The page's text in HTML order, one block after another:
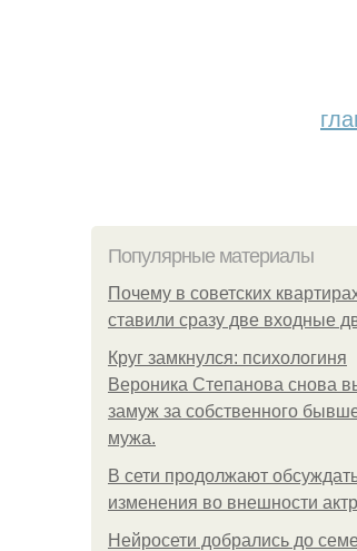
Популярные материалы
Почему в советских
ставили сразу две входные
Круг замкнулся: психологиня
Вероника Степанова снова
замуж за собственного
мужа.
В сети продолжают
изменения во внешности
Нейросети добрались до